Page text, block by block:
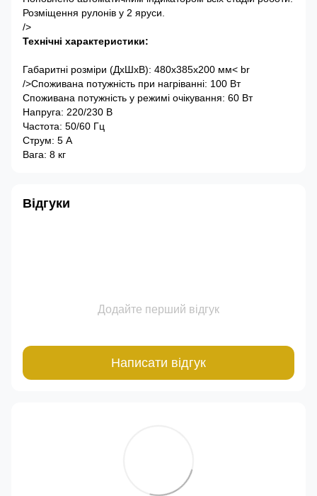
Розміщення рулонів у 2 яруси.
/>
Технічні характеристики:
Габаритні розміри (ДхШхВ): 480x385x200 мм< br
/>Споживана потужність при нагріванні: 100 Вт
Споживана потужність у режимі очікування: 60 Вт
Напруга: 220/230 В
Частота: 50/60 Гц
Струм: 5 А
Вага: 8 кг
Відгуки
Додайте перший відгук
Написати відгук